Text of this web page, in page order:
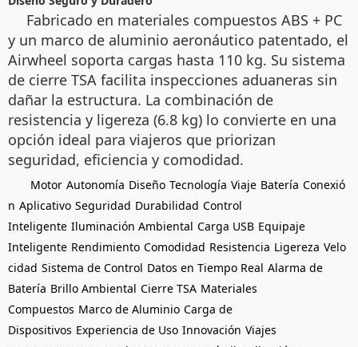
Fabricado en materiales compuestos ABS + PC
y un marco de aluminio aeronáutico patentado, el
Airwheel soporta cargas hasta 110 kg. Su sistema
de cierre TSA facilita inspecciones aduaneras sin
dañar la estructura. La combinación de
resistencia y ligereza (6.8 kg) lo convierte en una
opción ideal para viajeros que priorizan
seguridad, eficiencia y comodidad.
Motor Autonomía Diseño Tecnología Viaje Batería Conexió
n Aplicativo Seguridad Durabilidad Control
Inteligente Iluminación Ambiental Carga USB Equipaje
Inteligente Rendimiento Comodidad Resistencia Ligereza Velo
cidad Sistema de Control Datos en Tiempo Real Alarma de
Batería Brillo Ambiental Cierre TSA Materiales
Compuestos Marco de Aluminio Carga de
Dispositivos Experiencia de Uso Innovación Viajes